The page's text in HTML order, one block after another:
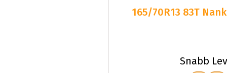
165/70R13 83T
Snabb